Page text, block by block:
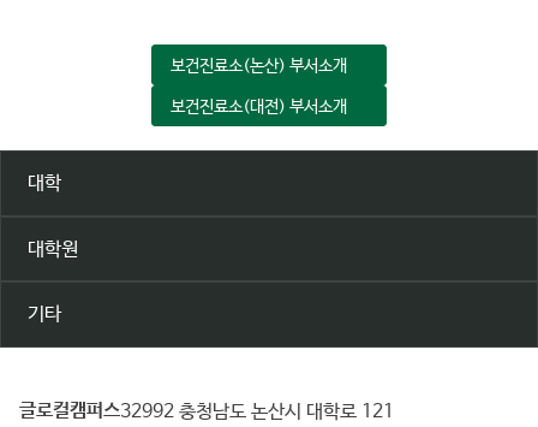
보건진료소(논산) 부서소개
보건진료소(대전) 부서소개
대학
대학원
기타
건글로컬캠퍼스 32992 충청남도 논산시 대학로 121